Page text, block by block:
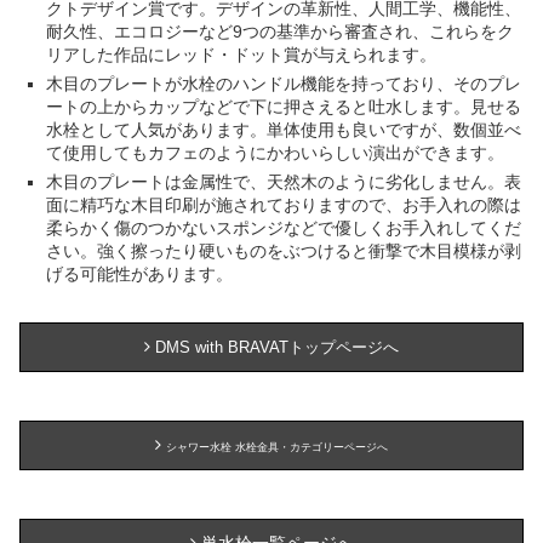
クトデザイン賞です。デザインの革新性、人間工学、機能性、
耐久性、エコロジーなど9つの基準から審査され、これらをク
リアした作品にレッド・ドット賞が与えられます。
木目のプレートが水栓のハンドル機能を持っており、そのプレ
ートの上からカップなどで下に押さえると吐水します。見せる
水栓として人気があります。単体使用も良いですが、数個並べ
て使用してもカフェのようにかわいらしい演出ができます。
木目のプレートは金属性で、天然木のように劣化しません。表
面に精巧な木目印刷が施されておりますので、お手入れの際は
柔らかく傷のつかないスポンジなどで優しくお手入れしてくだ
さい。強く擦ったり硬いものをぶつけると衝撃で木目模様が剥
げる可能性があります。
DMS with BRAVATトップページへ
シャワー水栓 水栓金具・カテゴリーページへ